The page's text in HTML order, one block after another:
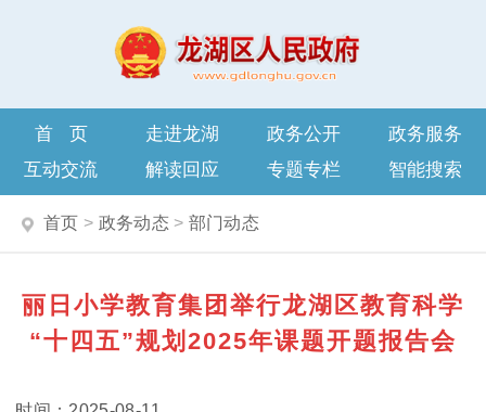
首页 走进龙湖 政务公开
政务服务
互动交流
解读回应 专题专栏 智能搜索
首页 > 政务动态> 部门动态
丽日小学教育集团举行龙湖区教育科学
“十四五”规划2025年课题开题报告会